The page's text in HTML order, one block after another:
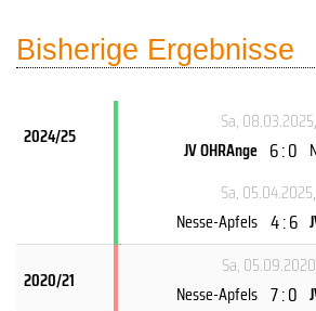
Bisherige Ergebnisse
2024/25
Sa, 08.03.2025
JV OHRAnge 6 : 0
Sa, 05.04.2025
Nesse-Apfels 4 : 6
2020/21
Sa, 05.09.2020
Nesse-Apfels 7 : 0